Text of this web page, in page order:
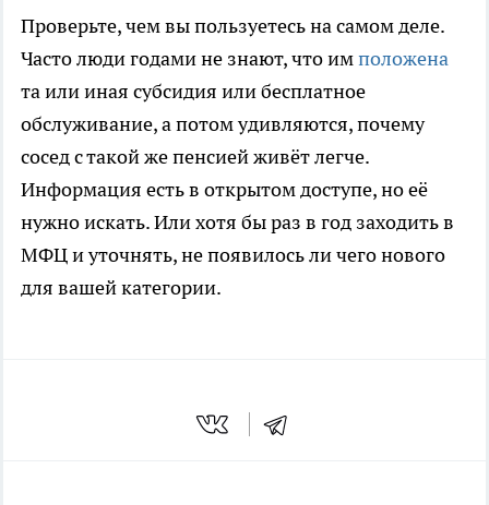
Проверьте, чем вы пользуетесь на самом деле.
Часто люди годами не знают, что имположена
та или иная субсидия или бесплатное
обслуживание, а потом удивляются, почему
сосед с такой же пенсией живёт легче.
Информация есть в открытом доступе, но её
нужно искать. Или хотя бы раз в год заходить в
МФЦ и уточнять, не появилось ли чего нового
для вашей категории.